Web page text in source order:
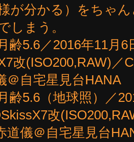
が分かる）をちゃ
しまう。
齢5.6／2016年11月
改(ISO200,RAW)／
＠自宅星見台HANA
齢5.6（地球照）／
改
道儀＠自宅星見台